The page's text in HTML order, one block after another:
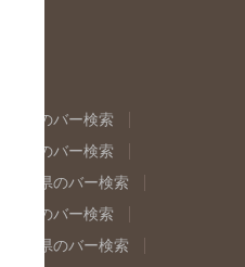
福島県のバー検索
東京都のバー検索
岐阜県のバー検索
奈良県のバー検索
島根県のバー検索